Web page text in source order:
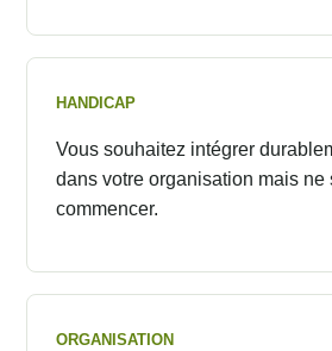
HANDICAP
Vous souhaitez intégrer
dans votre organisation mais ne
commencer.
ORGANISATION